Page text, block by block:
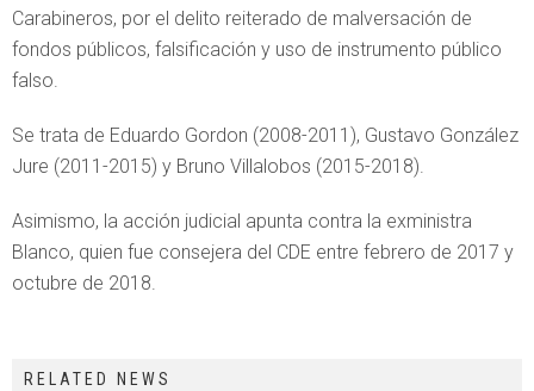
Carabineros, por el delito reiterado de malversación de
fondos públicos, falsificación y uso de instrumento público
falso.
Se trata de Eduardo Gordon (2008-2011), Gustavo González
Jure (2011-2015) y Bruno Villalobos (2015-2018).
Asimismo, la acción judicial apunta contra la exministra
Blanco, quien fue consejera del CDE entre febrero de 2017 y
octubre de 2018.
RELATED NEWS